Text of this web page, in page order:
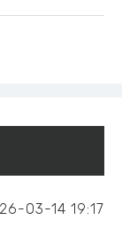
03-14 19:17